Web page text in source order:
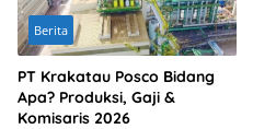
Berita
PT Krakatau Posco Bidang
Apa? Produksi, Gaji &
Komisaris 2026